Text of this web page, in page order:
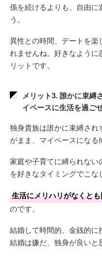
係を続けるよりも、自由に
う。
異性との時間、デートを楽
れませんね。好きなように
リットです。
メリット3. 誰かに束縛
イペースに生活を過ご
独身貴族は誰かに束縛さ
がまま、マイペースになる
家庭や子育てに縛られない
を好きなタイミングでこな
生活にメリハリがなくと
のです。
結婚して時間的、金銭的
結婚は嫌だ、独身が良いと